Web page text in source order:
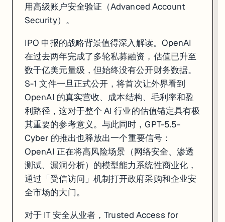
用高级账户安全验证（Advanced Account
Security）。
IPO 申报的战略背景值得深入解读。OpenAI
在过去两年完成了多轮私募融资，估值已升至
数千亿美元量级，但始终没有公开财务数据。
S-1 文件一旦正式公开，将首次让外界看到
OpenAI 的真实营收、成本结构、毛利率和盈
利路径，这对于整个 AI 行业的估值锚定具有极
其重要的参考意义。与此同时，GPT-5.5-
Cyber 的推出也释放出一个重要信号：
OpenAI 正在将高风险场景（网络安全、渗透
测试、漏洞分析）的模型能力系统性商业化，
通过「受信访问」机制打开政府采购和企业安
全市场的大门。
对于 IT 安全从业者，Trusted Access for